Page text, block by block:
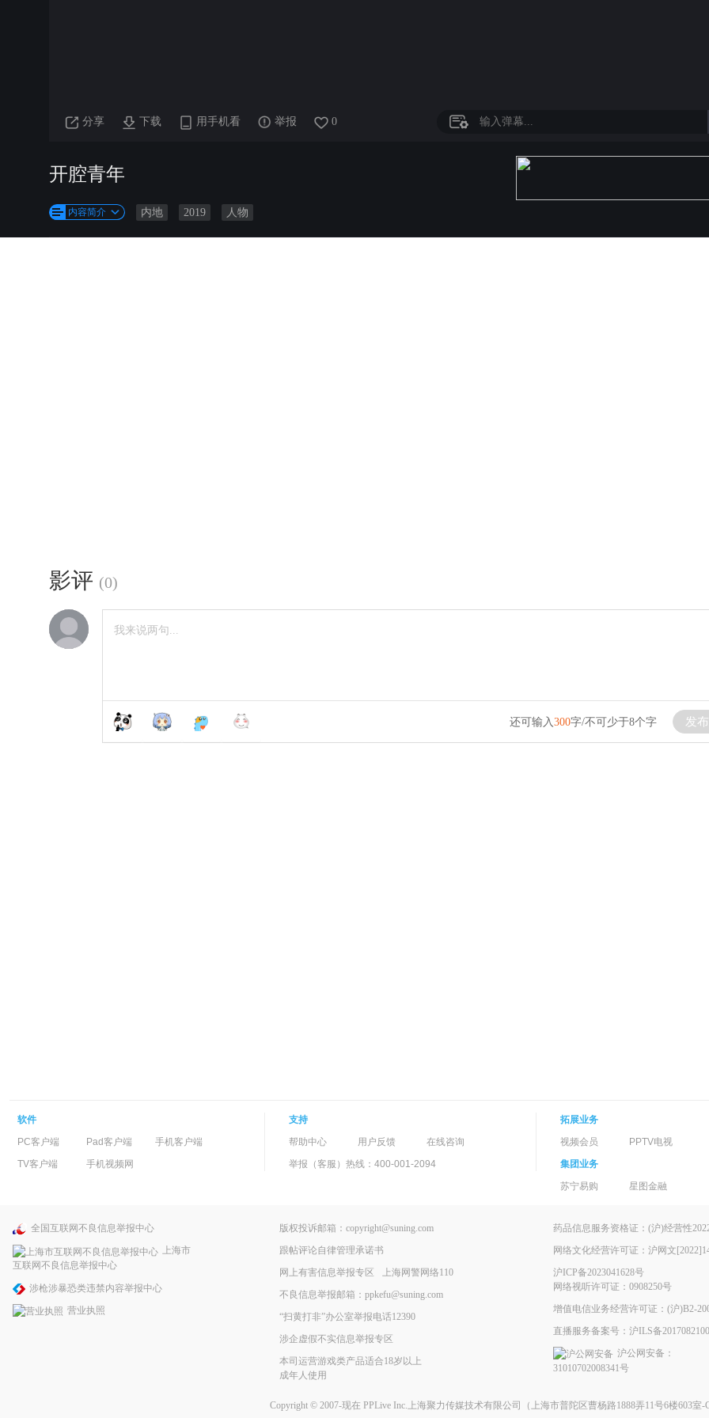
分享 下载 用手机看 举报 0
开腔青年
内容简介 内地 2019 人物
影评 (0)
还可输入 300字/不可少于8个字 发
软件
PC客户端
Pad客户端
手机客户端
TV客户端
手机视频网
支持
帮助中心
用户反馈
在线咨询
举报（客服）热线：400-001-2094
拓展业务
视频会员
PPTV电视
集团业务
苏宁易购
星图金融
全国互联网不良信息举报中心
上海市
互联网不良信息举报中心
涉枪涉暴恐类违禁内容举报中心
营业执照
版权投诉邮箱：copyright@suning.com
跟帖评论自律管理承诺书
网上有害信息举报专区
上海网警网络110
不良信息举报邮箱：ppkefu@suning.com
“扫黄打非”办公室举报电话12390
涉企虚假不实信息举报专区
本司运营游戏类产品适合18岁以上
成年人使用
药品信息服务资格证：(沪)经营性
网络文化经营许可证：沪网文
沪ICP备2023041628号
网络视听许可证：0908250号
增值电信业务经营许可证：(沪)B2-
直播服务备案号：沪ILS备
沪公网安备：
31010702008341号
Copyright © 2007-现在 PPLive Inc.上海聚力传媒技术有限公司 （上海市普陀区曹杨路1888弄11号6楼603室-